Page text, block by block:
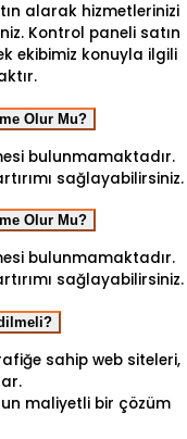
alarak hizmetlerinizi
Kontrol paneli satın
ekibimiz konuyla ilgili
Olur Mu?
bulunmamaktadır.
sağlayabilirsiniz.
Olur Mu?
bulunmamaktadır.
sağlayabilirsiniz.
sahip web siteleri,
maliyetli bir çözüm